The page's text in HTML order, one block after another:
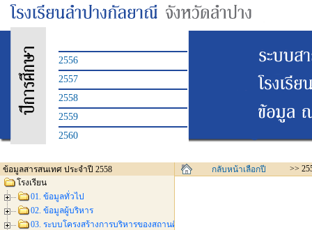
2556
2557
2558
2559
2560
ข้อมูลสารสนเทศ ประจำปี 2558
โรงเรียน
01. ข้อมูลทั่วไป
02. ข้อมูลผู้บริหาร
03. ระบบโครงสร้างการบริหารของสถานศึกษา
กลับหน้าเลือกปี >>